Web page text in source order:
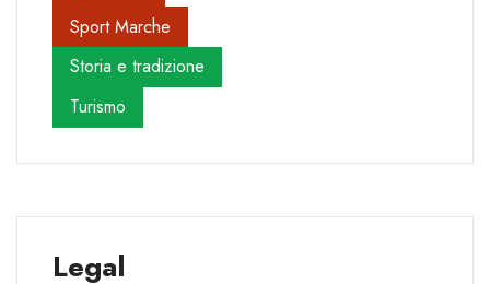
Sport Marche
Storia e tradizione
Turismo
Legal